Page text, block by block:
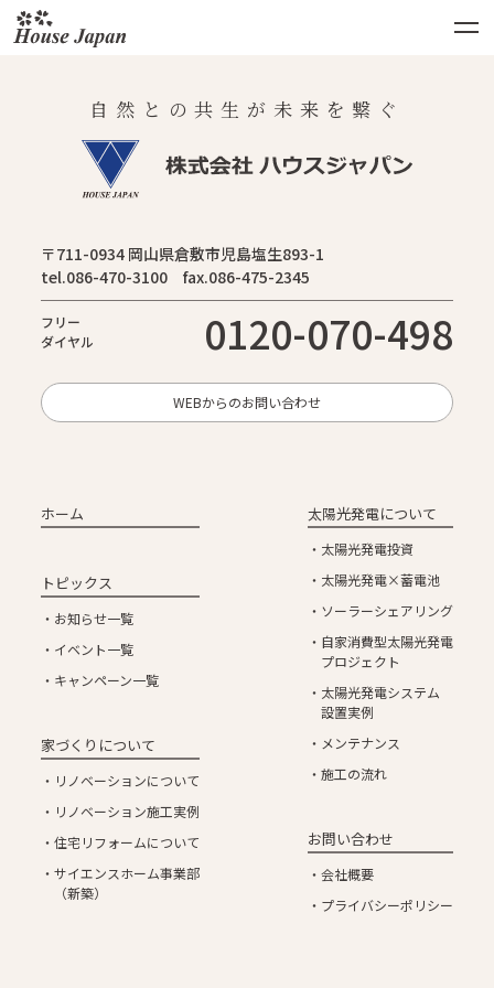
自然との共生が未来を繋ぐ
〒711-0934 岡山県倉敷市児島塩生893-1
tel.086-470-3100 fax.086-475-2345
フリー
ダイヤル
0120-070-498
WEBからのお問い合わせ
ホーム
トピックス
お知らせ一覧
イベント一覧
キャンペーン一覧
家づくりについて
リノベーションについて
リノベーション施工実例
住宅リフォームについて
サイエンスホーム事業部
（新築）
太陽光発電について
太陽光発電投資
太陽光発電×蓄電池
ソーラーシェアリング
自家消費型太陽光発電
プロジェクト
太陽光発電システム
設置実例
メンテナンス
施工の流れ
お問い合わせ
会社概要
プライバシーポリシー